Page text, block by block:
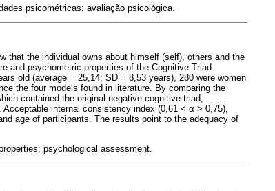
psicométricas; avaliação psicológica.
that the individual owns about himself (self), others and the
and psychometric properties of the Cognitive Triad
old (average = 25,14; SD = 8,53 years), 280 were women
the four models found in literature. By comparing the
contained the original negative cognitive triad,
internal consistency index (0,61 < α > 0,75),
age of participants. The results point to the adequacy of
psychological assessment.